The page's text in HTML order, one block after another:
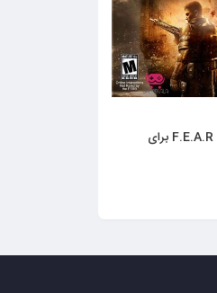
خرید بازی F.E.A.R 2 برای